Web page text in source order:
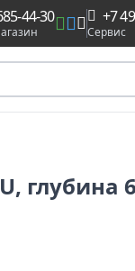
44-30 +7
Сервис
глубина